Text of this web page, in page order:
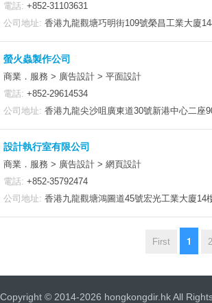
電話: +852-31103631
公司地址: 香港九龍觀塘巧明街109號榮昌工業大廈
螢火蟲製作公司
商業．服務 > 廣告設計 > 平面設計
電話: +852-29614534
公司地址: 香港九龍尖沙咀廣東道30號新港中心二座
設計執行室有限公司
商業．服務 > 廣告設計 > 網頁設計
電話: +852-35792474
公司地址: 香港九龍觀塘鴻圖道45號宏光工業大廈14
First 1 2
Copyright © 2014-2026 hongkongdir.hk All